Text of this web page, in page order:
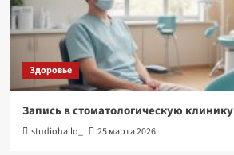
Здоровье
Запись в стоматологическую клинику
studiohallo_ 25 марта 2026